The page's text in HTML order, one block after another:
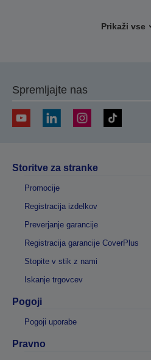
Prikaži vse
Spremljajte nas
Storitve za stranke
Promocije
Registracija izdelkov
Preverjanje garancije
Registracija garancije CoverPlus
Stopite v stik z nami
Iskanje trgovcev
Pogoji
Pogoji uporabe
Pravno